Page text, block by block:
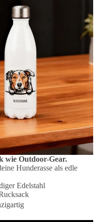
wie Outdoor-Gear.
Hunderasse als edle
Edelstahl